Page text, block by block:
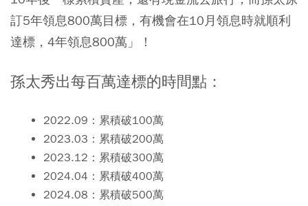
訂5年領息800萬目標，有機會在10月領息時就順利
達標，4年領息800萬」！
孫太秀出每百萬達標的時間點：
2022.09：累積破100萬
2023.03：累積破200萬
2023.12：累積破300萬
2024.04：累積破400萬
2024.08：累積破500萬